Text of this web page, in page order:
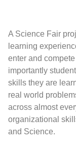
A Science Fair
learning
enter and
importantly
skills they are
real world
across almost
organizational
and Science.